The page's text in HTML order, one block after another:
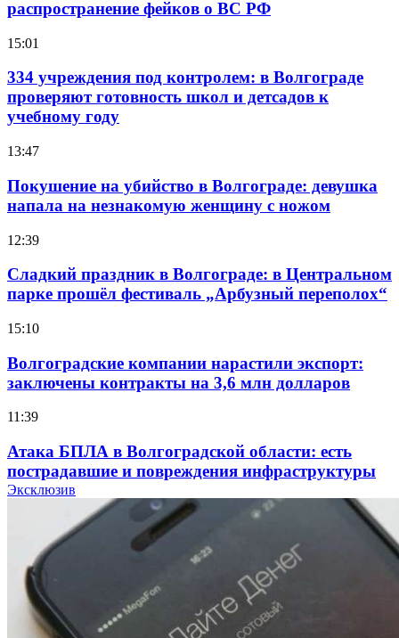
распространение фейков о ВС РФ
15:01
334 учреждения под контролем: в Волгограде
проверяют готовность школ и детсадов к
учебному году
13:47
Покушение на убийство в Волгограде: девушка
напала на незнакомую женщину с ножом
12:39
Сладкий праздник в Волгограде: в Центральном
парке прошёл фестиваль „Арбузный переполох“
15:10
Волгоградские компании нарастили экспорт:
заключены контракты на 3,6 млн долларов
11:39
Атака БПЛА в Волгоградской области: есть
пострадавшие и повреждения инфраструктуры
Волгоградские вузы в топе зарплатного
рейтинга: ВолгГТУ и ВолгГМУ вошли в топ‑15
для химической отрасли и фармацевтики
18:39
Эксклюзив